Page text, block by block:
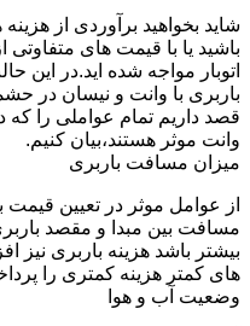
شاید بخواهید برآوردی از
باشید یا با قیمت های
اتوبار مواجه شده اید.در این
باربری با وانت و نیسان در
قصد داریم تمام عواملی را که
وانت موثر هستند،بیان کنیم.
میزان مسافت باربری
از عوامل موثر در تعیین قیمت
مسافت بین مبدا و مقصد
بیشتر باشد هزینه باربری
های کمتر هزینه کمتری را
وضعیت آب و هوا